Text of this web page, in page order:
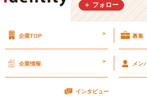
て
ら
【株
式
＋ フォロー
企業TOP > 募集
企業情報 > メン
インタビュー